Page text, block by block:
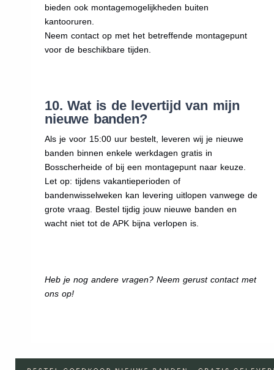
bieden ook montagemogelijkheden buiten
kantooruren.
Neem contact op met het betreffende montagepunt
voor de beschikbare tijden.
10. Wat is de levertijd van mijn
nieuwe banden?
Als je voor 15:00 uur bestelt, leveren wij je nieuwe
banden binnen enkele werkdagen gratis in
Bosscherheide of bij een montagepunt naar keuze.
Let op: tijdens vakantieperioden of
bandenwisselweken kan levering uitlopen vanwege de
grote vraag. Bestel tijdig jouw nieuwe banden en
wacht niet tot de APK bijna verlopen is.
Heb je nog andere vragen? Neem gerust contact met
ons op!